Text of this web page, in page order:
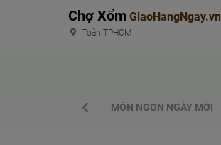
Chợ Xổm GiaoHangNgay.vn
Toàn TPHCM
MÓN NGON NGÀY MỚI